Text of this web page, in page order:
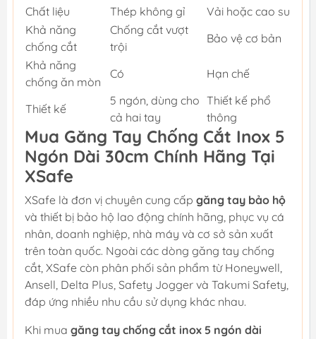
Chất liệu Thép không gỉ
Vải hoặc cao su
Khả năng
chống cắt
Chống cắt vượt
trội
Bảo vệ cơ bản
Khả năng
chống ăn mòn
Có Hạn chế
Thiết kế
5 ngón, dùng cho
cả hai tay
Thiết kế phổ
thông
Mua Găng Tay Chống Cắt Inox 5
Ngón Dài 30cm Chính Hãng Tại
XSafe
XSafe là đơn vị chuyên cung cấp găng tay bảo hộ
và thiết bị bảo hộ lao động chính hãng, phục vụ cá
nhân, doanh nghiệp, nhà máy và cơ sở sản xuất
trên toàn quốc. Ngoài các dòng găng tay chống
cắt, XSafe còn phân phối sản phẩm từ Honeywell,
Ansell, Delta Plus, Safety Jogger và Takumi Safety,
đáp ứng nhiều nhu cầu sử dụng khác nhau.
Khi mua găng tay chống cắt inox 5 ngón dài